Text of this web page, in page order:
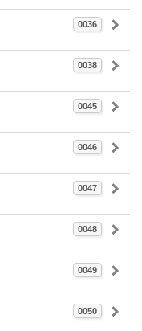
0036
0038
0045
0046
0047
0048
0049
0050